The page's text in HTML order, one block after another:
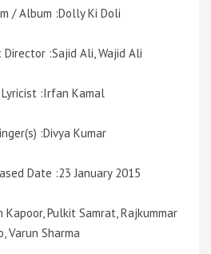
/ Album :Dolly Ki Doli
Director :Sajid Ali, Wajid Ali
Lyricist :Irfan Kamal
:Divya Kumar
Date :23 January 2015
Pulkit Samrat, Rajkummar
Varun Sharma